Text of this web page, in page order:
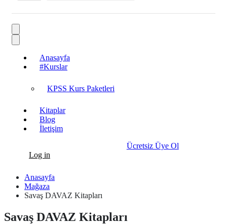
Anasayfa
#Kurslar
KPSS Kurs Paketleri
Kitaplar
Blog
İletişim
Ücretsiz Üye Ol
Log in
Anasayfa
Mağaza
Savaş DAVAZ Kitapları
Savaş DAVAZ Kitapları